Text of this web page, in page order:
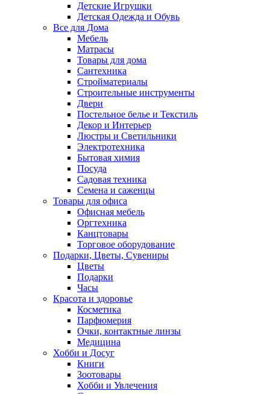
Детские Игрушки
Детская Одежда и Обувь
Все для Дома
Мебель
Матрасы
Товары для дома
Сантехника
Стройматериалы
Строительные инструменты
Двери
Постельное белье и Текстиль
Декор и Интерьер
Люстры и Светильники
Электротехника
Бытовая химия
Посуда
Садовая техника
Семена и саженцы
Товары для офиса
Офисная мебель
Оргтехника
Канцтовары
Торговое оборудование
Подарки, Цветы, Сувениры
Цветы
Подарки
Часы
Красота и здоровье
Косметика
Парфюмерия
Очки, контактные линзы
Медицина
Хобби и Досуг
Книги
Зоотовары
Хобби и Увлечения